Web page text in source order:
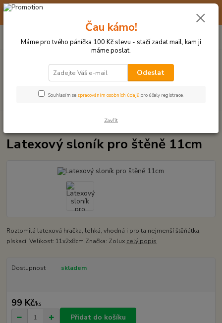
☀️ 10. - 14. SRPNA 2026 MÁME DOVOLENOU ☀️ OBJEDNÁVKY
Hledat
po–pá: 9–17 hod.
za0 Kč
Latexový sloník pro štěně 11cm
Latexový sloník pro štěně 11cm
Roztomilá latexová hračka, lehká, vhodná i pro ta nejmenší štěňátka,
pískací. Velikost: 11x2x8cm Značka: Zolux celý popis
Dostupnost skladem
99 Kč/ks
Přidat do košíku
Čau kámo!
Máme pro tvého páníčka 100 Kč slevu - stačí zadat mail, kam ji
máme poslat.
Odeslat
Souhlasím se zpracováním osobních údajů pro účely registrace.
Zavřít